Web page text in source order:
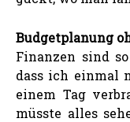
Budgetplanung
Finanzen sind
dass ich einmal
einem Tag
müsste alles